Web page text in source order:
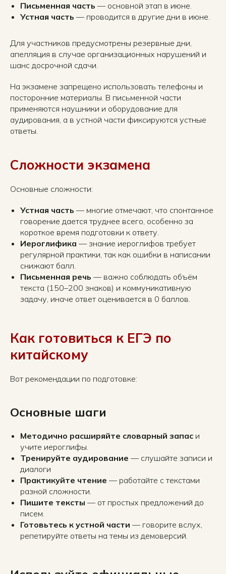
Письменная часть — основной этап в июне.
Устная часть — проводится в другие дни в июне.
Для участников предусмотрены резервные дни,
апелляция в случае организационных нарушений и
шанс досрочной сдачи.
На экзамене запрещено использовать телефоны и
посторонние материалы. В письменной части
применяются наушники и оборудование для
аудирования, а в устной части фиксируются устные
ответы.
Сложности экзамена
Основные сложности:
Устная часть — многие отмечают, что спонтанное
говорение дается труднее всего, особенно за
короткое время подготовки к ответу.
Иероглифика — знание иероглифов требует
регулярной практики, так как ошибки в написании
снижают балл.
Письменная речь — важно соблюдать объём
текста (150–200 знаков) и коммуникативную
задачу, иначе ответ оценивается в 0 баллов.
Как готовиться к ЕГЭ по
китайскому
Вот рекомендации по подготовке:
Основные шаги
Методично расширяйте словарный запас и
учите иероглифы.
Тренируйте аудирование — слушайте записи и
диалоги
Практикуйте чтение — работайте с текстами
разной сложности.
Пишите тексты — от простых предложений до
писем.
Готовьтесь к устной части — говорите вслух,
репетируйте ответы на темы из демоверсий.